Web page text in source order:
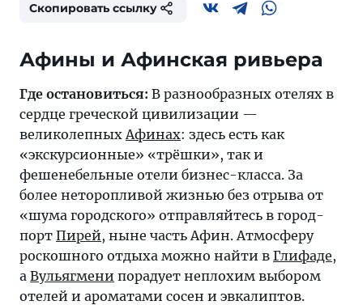
Скопировать ссылку
Афины и Афинская ривьера
Где остановиться: В разнообразных отелях в
сердце греческой цивилизации —
великолепныхАфинах: здесь есть как
«экскурсионные» «трёшки», так и
фешенебельные отели бизнес-класса. За
более неторопливой жизнью без отрыва от
«шума городского» отправляйтесь в город-
порт Пирей, ныне часть Афин. Атмосферу
роскошного отдыха можно найти в Глифаде,
а Вульягмени порадует неплохим выбором
отелей и ароматами сосен и эвкалиптов.